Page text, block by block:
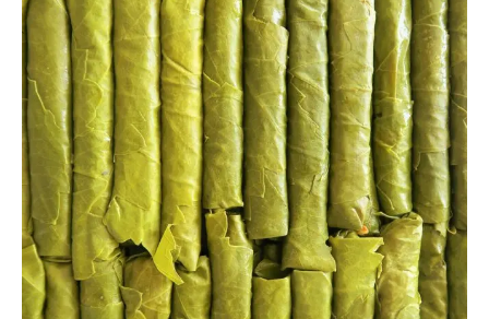
の歴
史
1.2
味わ
いは
一期
一
会
葉巻
の魅
力
1.3